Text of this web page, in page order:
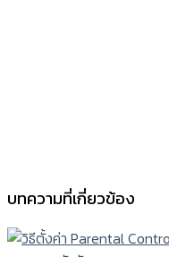
บทความที่เกี่ยวข้อง